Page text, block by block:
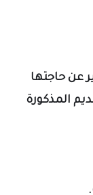
عن حاجتها
المذكورة